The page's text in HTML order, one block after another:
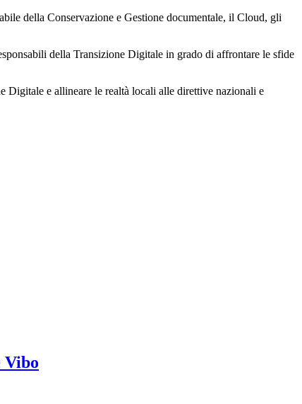
della Conservazione e Gestione documentale, il Cloud, gli
della Transizione Digitale in grado di affrontare le sfide
Digitale e allineare le realtà locali alle direttive nazionali e
Vibo